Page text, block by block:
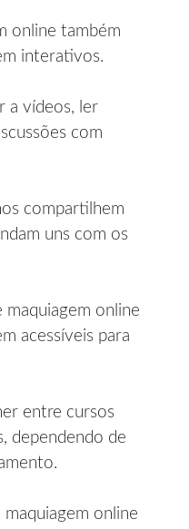
online também
interativos.
a vídeos, ler
com
compartilhem
uns com os
maquiagem online
acessíveis para
entre cursos
dependendo de
online